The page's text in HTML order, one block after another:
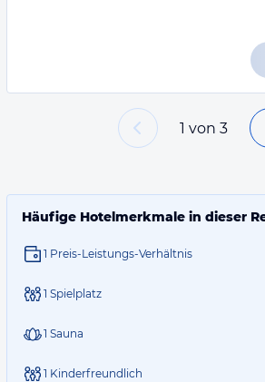
1 von 3
Häufige Hotelmerkmale in dieser
1 Preis-Leistungs-Verhältnis
1 Spielplatz
1 Sauna
1 Kinderfreundlich